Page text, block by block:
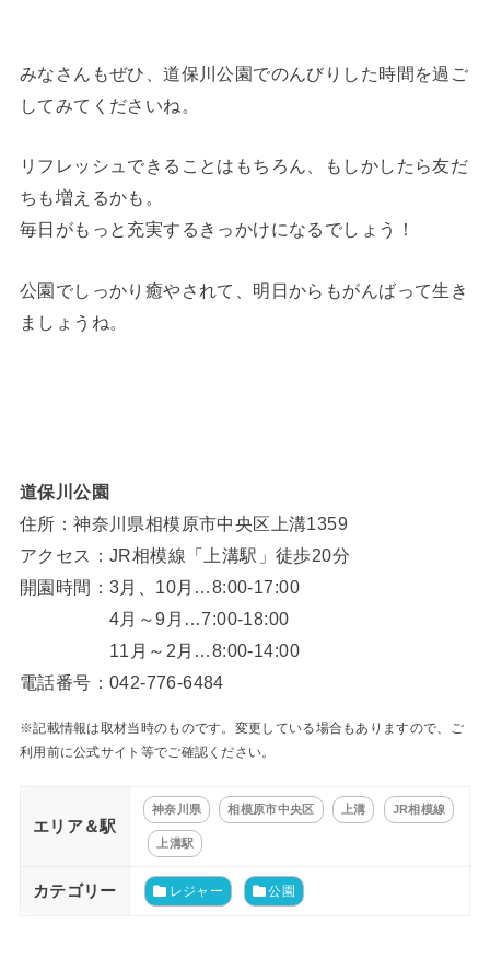
みなさんもぜひ、道保川公園でのんびりした時間を過ご
してみてくださいね。
リフレッシュできることはもちろん、もしかしたら友だ
ちも増えるかも。
毎日がもっと充実するきっかけになるでしょう！
公園でしっかり癒やされて、明日からもがんばって生き
ましょうね。
道保川公園
住所：神奈川県相模原市中央区上溝1359
アクセス：JR相模線「上溝駅」徒歩20分
開園時間：3月、10月…8:00-17:00
4月～9月…7:00-18:00
11月～2月…8:00-14:00
電話番号：042-776-6484
※記載情報は取材当時のものです。変更している場合もありますので、ご
利用前に公式サイト等でご確認ください。
エリア＆駅
神奈川県 相模原市中央区 上溝 JR相模線
上溝駅
カテゴリー レジャー 公園